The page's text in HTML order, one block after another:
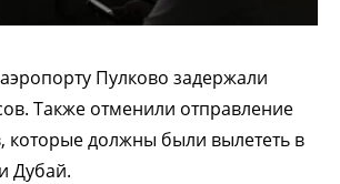
Пулково задержали
Также отменили отправление
которые должны были вылететь в
Дубай.